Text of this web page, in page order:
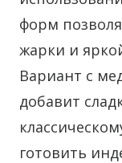
форм
жарки и
Вариант с
добавит
готовить